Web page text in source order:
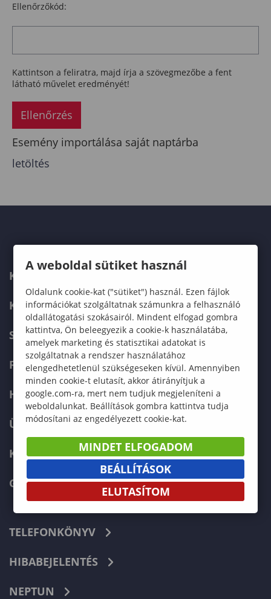
Ellenőrzőkód:
Kattintson a feliratra, majd írja a szövegmezőbe a fent
látható művelet eredményét!
Ellenőrzés
Esemény importálása saját naptárba
letöltés
KAPCSOLAT
KÉPZÉSKERESŐ
SZERVEZETI FELÉPÍTÉS
FELVÉTELIZŐKNEK
HALLGATÓKNAK
ÜZLETI PARTNEREKNEK
KARRIER
GREEN UNIVERSITY
TELEFONKÖNYV
HIBABEJELENTÉS
NEPTUN
A weboldal sütiket használ
Oldalunk cookie-kat ("sütiket") használ. Ezen fájlok
információkat szolgáltatnak számunkra a felhasználó
oldallátogatási szokásairól. Mindent elfogad gombra
kattintva, Ön beleegyezik a cookie-k használatába,
amelyek marketing és statisztikai adatokat is
szolgáltatnak a rendszer használatához
elengedhetetlenül szükségeseken kívül. Amennyiben
minden cookie-t elutasít, akkor átirányítjuk a
google.com-ra, mert nem tudjuk megjeleníteni a
weboldalunkat. Beállítások gombra kattintva tudja
módosítani az engedélyezett cookie-kat.
MINDET ELFOGADOM
BEÁLLÍTÁSOK
ELUTASÍTOM